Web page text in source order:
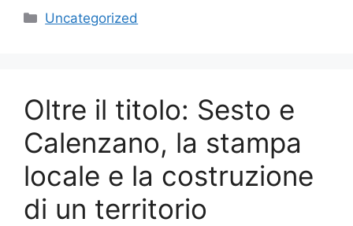
Categories
Uncategorized
Oltre il titolo: Sesto e
Calenzano, la stampa
locale e la costruzione
di un territorio